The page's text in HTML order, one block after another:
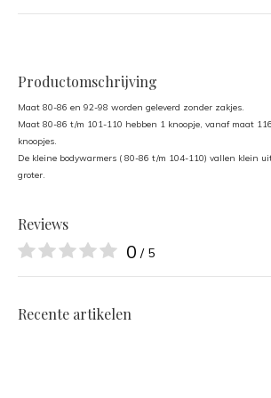
Productomschrijving
Maat 80-86 en 92-98 worden geleverd zonder zakjes.
Maat 80-86 t/m 101-110 hebben 1 knoopje, vanaf maat
knoopjes.
De kleine bodywarmers ( 80-86 t/m 104-110) vallen klein
groter.
Reviews
0 / 5
Recente artikelen